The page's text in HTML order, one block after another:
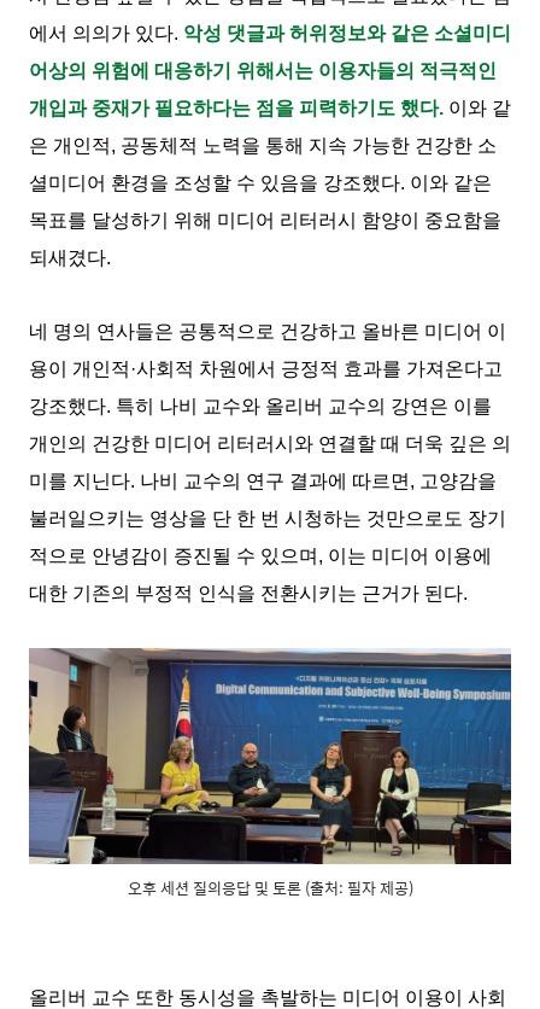
에서 의의가 있다. 악성 댓글과 허위정보와 같은 소셜미디
어상의 위험에 대응하기 위해서는 이용자들의 적극적인
개입과 중재가 필요하다는 점을 피력하기도 했다. 이와 같
은 개인적, 공동체적 노력을 통해 지속 가능한 건강한 소
셜미디어 환경을 조성할 수 있음을 강조했다. 이와 같은
목표를 달성하기 위해 미디어 리터러시 함양이 중요함을
되새겼다.
네 명의 연사들은 공통적으로 건강하고 올바른 미디어 이
용이 개인적·사회적 차원에서 긍정적 효과를 가져온다고
강조했다. 특히 나비 교수와 올리버 교수의 강연은 이를
개인의 건강한 미디어 리터러시와 연결할 때 더욱 깊은 의
미를 지닌다. 나비 교수의 연구 결과에 따르면, 고양감을
불러일으키는 영상을 단 한 번 시청하는 것만으로도 장기
적으로 안녕감이 증진될 수 있으며, 이는 미디어 이용에
대한 기존의 부정적 인식을 전환시키는 근거가 된다.
오후 세션 질의응답 및 토론 (출처: 필자 제공)
올리버 교수 또한 동시성을 촉발하는 미디어 이용이 사회